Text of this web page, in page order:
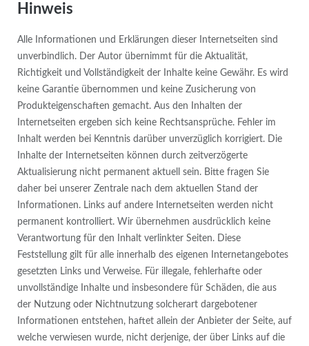
Hinweis
Alle Informationen und Erklärungen dieser Internetseiten sind
unverbindlich. Der Autor übernimmt für die Aktualität,
Richtigkeit und Vollständigkeit der Inhalte keine Gewähr. Es wird
keine Garantie übernommen und keine Zusicherung von
Produkteigenschaften gemacht. Aus den Inhalten der
Internetseiten ergeben sich keine Rechtsansprüche. Fehler im
Inhalt werden bei Kenntnis darüber unverzüglich korrigiert. Die
Inhalte der Internetseiten können durch zeitverzögerte
Aktualisierung nicht permanent aktuell sein. Bitte fragen Sie
daher bei unserer Zentrale nach dem aktuellen Stand der
Informationen. Links auf andere Internetseiten werden nicht
permanent kontrolliert. Wir übernehmen ausdrücklich keine
Verantwortung für den Inhalt verlinkter Seiten. Diese
Feststellung gilt für alle innerhalb des eigenen Internetangebotes
gesetzten Links und Verweise. Für illegale, fehlerhafte oder
unvollständige Inhalte und insbesondere für Schäden, die aus
der Nutzung oder Nichtnutzung solcherart dargebotener
Informationen entstehen, haftet allein der Anbieter der Seite, auf
welche verwiesen wurde, nicht derjenige, der über Links auf die